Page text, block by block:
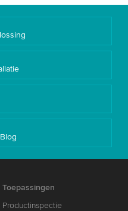
Toepassingen
Productinspectie